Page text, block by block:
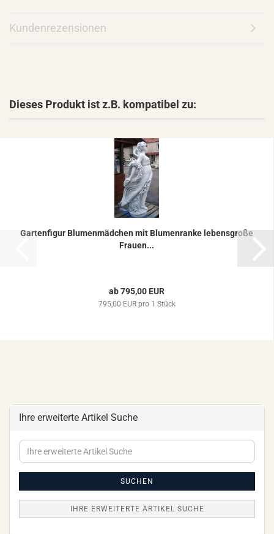
Kundenrezensionen
Dieses Produkt ist z.B. kompatibel zu:
Gar­ten­fi­gur Blu­men­mäd­chen mit Blu­men­ran­ke le­bens­gro­ße
Frau­en...
ab 795,00 EUR
795,00 EUR pro 1 Stück
Ihre erweiterte Artikel Suche
Ihre
erweiterte
SUCHEN
IHRE ERWEITERTE ARTIKEL SUCHE